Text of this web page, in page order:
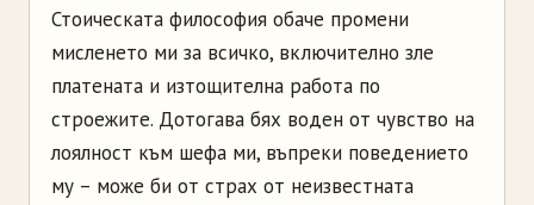
Стоическата философия обаче промени
мисленето ми за всичко, включително зле
платената и изтощителна работа по
строежите. Дотогава бях воден от чувство на
лоялност към шефа ми, въпреки поведението
му – може би от страх от неизвестната